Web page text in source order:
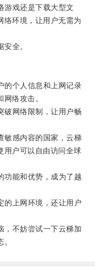
戏还是下载大型文
络环境，让用户无需为
全。
个人信息和上网记录
络攻击。
网络限制，让用户畅
感内容的国家，云梯
用户可以自由访问全球
能和优势，成为了越
上网环境，还让用户
不妨尝试一下云梯加